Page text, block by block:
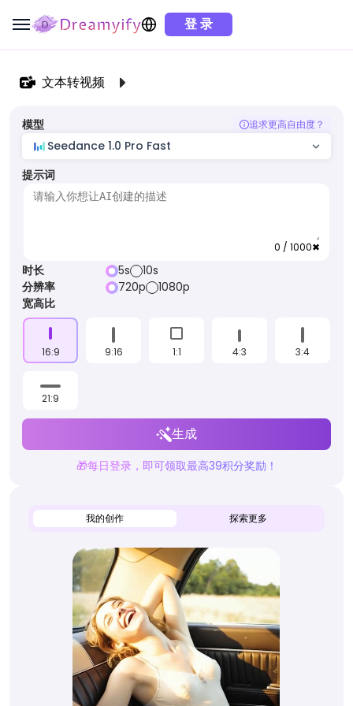
登 录
文本转视频
模型 追求更高自由度？
Seedance 1.0 Pro Fast
提示词
0 / 1000✖
时长 5s
10s
分辨率
720p
1080p
宽高比
16:9 9:16 1:1 4:3 3:4
21:9
生成
🎁每日登录，即可领取最高39积分奖励！
我的创作 探索更多